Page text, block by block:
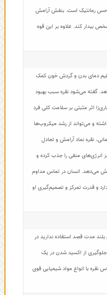
حس رمانتیک است. بنفش آرامش
بیدار کند. علاوه بر این قوه
دمای بدن و گردش خون کمک
گفته می‌شود نقره سبب بهبود
اثر مثبتی بر سلامت کلی فرد
و می‌تواند از رشد میکروب‌ها
نقره نماد آرامش و تعادل
انرژی‌های منفی را جذب کرده و
می‌دهد. انسان در تماس مداوم
و قدرت تمرکز و تصمیم‌گیری او
بلند مدت قصد استفاده ندارید در
جلوگیری از اکسید شدن در یک
نقره با انواع مواد شیمیایی قوی